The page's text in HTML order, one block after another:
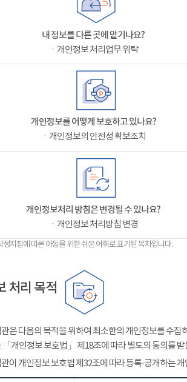
내 정보를 다른 곳에 맡기나요?
ㆍ개인정보 처리업무 위탁
개인정보를 어떻게 보호하고 있나요?
ㆍ개인정보의 안전성 확보조치
개인정보처리 방침은 변경될 수 있나요?
ㆍ개인정보 처리방침 변경
지침에 따른 아동을 위한 쉬운 어휘로 표기된 목차입니다.
처리 목적
은 다음의 목적을 위하여 최소한의 개인정보를 수
「개인정보 보호법」 제18조에 따라 별도의 동의를
이 개인정보 보호법 제32조에 따라 등록·공개하는